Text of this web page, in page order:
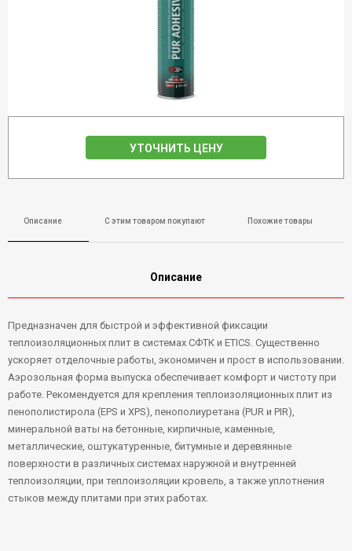
УТОЧНИТЬ ЦЕНУ
Описание С этим товаром покупают Похожие товары
Описание
Предназначен для быстрой и эффективной фиксации
теплоизоляционных плит в системах СФТК и ETICS. Существенно
ускоряет отделочные работы, экономичен и прост в использовании.
Аэрозольная форма выпуска обеспечивает комфорт и чистоту при
работе. Рекомендуется для крепления теплоизоляционных плит из
пенополистирола (EPS и XPS), пенополиуретана (PUR и PIR),
минеральной ваты на бетонные, кирпичные, каменные,
металлические, оштукатуренные, битумные и деревянные
поверхности в различных системах наружной и внутренней
теплоизоляции, при теплоизоляции кровель, а также уплотнения
стыков между плитами при этих работах.